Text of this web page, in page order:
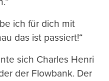
ich für dich mit
das ist passiert!“
sich Charles Henri
der Flowbank. Der